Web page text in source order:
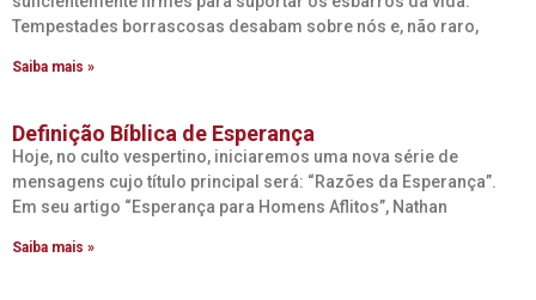
Tempestades borrascosas desabam sobre nós e, não raro,
Saiba mais »
Definição Bíblica de Esperança
Hoje, no culto vespertino, iniciaremos uma nova série de
mensagens cujo título principal será: “Razões da Esperança”.
Em seu artigo “Esperança para Homens Aflitos”, Nathan
Saiba mais »